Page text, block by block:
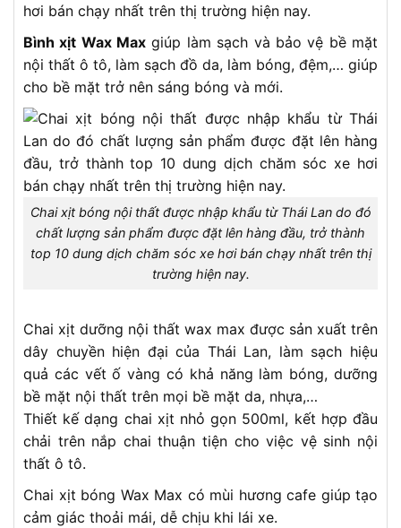
hơi bán chạy nhất trên thị trường hiện nay.
Bình xịt Wax Max giúp làm sạch và bảo vệ bề mặt
nội thất ô tô, làm sạch đồ da, làm bóng, đệm,… giúp
cho bề mặt trở nên sáng bóng và mới.
Chai xịt bóng nội thất được nhập khẩu từ Thái Lan do đó
chất lượng sản phẩm được đặt lên hàng đầu, trở thành
top 10 dung dịch chăm sóc xe hơi bán chạy nhất trên thị
trường hiện nay.
Chai xịt dưỡng nội thất wax max được sản xuất trên
dây chuyền hiện đại của Thái Lan, làm sạch hiệu
quả các vết ố vàng có khả năng làm bóng, dưỡng
bề mặt nội thất trên mọi bề mặt da, nhựa,…
Thiết kế dạng chai xịt nhỏ gọn 500ml, kết hợp đầu
chải trên nắp chai thuận tiện cho việc vệ sinh nội
thất ô tô.
Chai xịt bóng Wax Max có mùi hương cafe giúp tạo
cảm giác thoải mái, dễ chịu khi lái xe.